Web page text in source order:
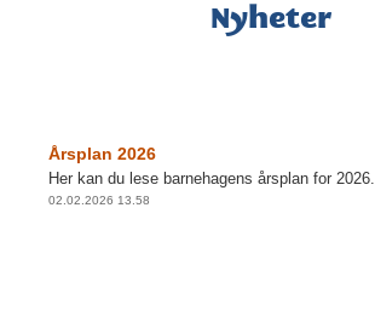
Nyheter
Årsplan 2026
Her kan du lese barnehagens årsplan for 2026.
02.02.2026 13.58